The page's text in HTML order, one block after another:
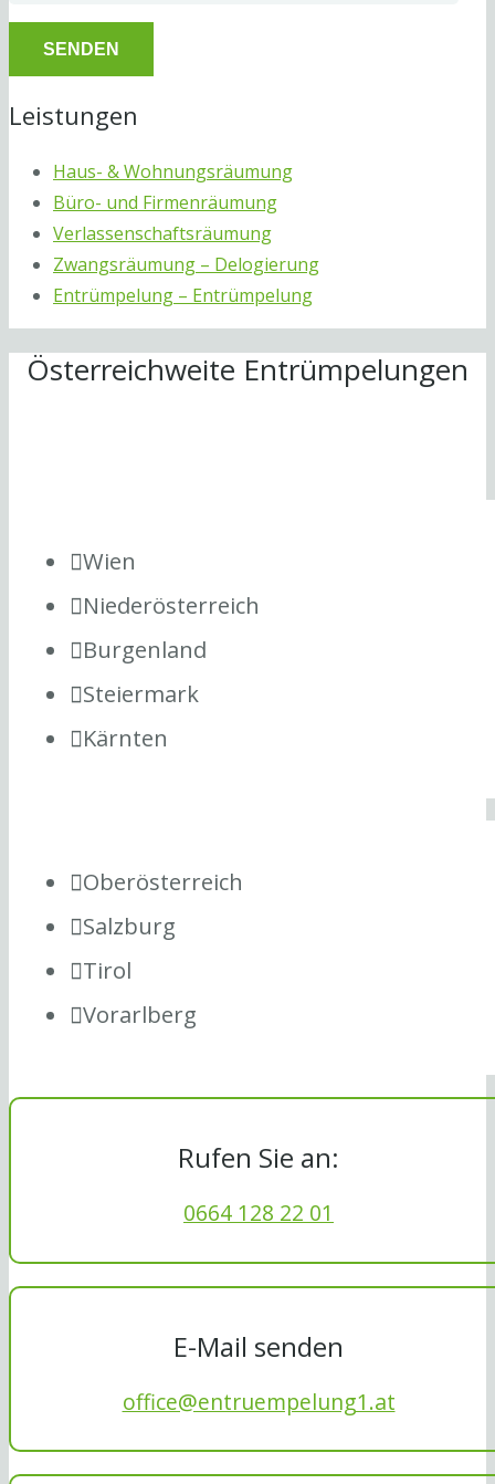
Leistungen
Haus- & Wohnungsräumung
Büro- und Firmenräumung
Verlassenschaftsräumung
Zwangsräumung – Delogierung
Entrümpelung – Entrümpelung
Österreichweite Entrümpelungen
Wien
Niederösterreich
Burgenland
Steiermark
Kärnten
Oberösterreich
Salzburg
Tirol
Vorarlberg
Rufen Sie an:
0664 128 22 01
E-Mail senden
office@entruempelung1.at